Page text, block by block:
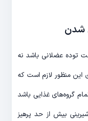
شدن
توده عضلانی باشد نه
این منظور لازم است که
گروه‌های غذایی باشد
بیش از حد پرهیز